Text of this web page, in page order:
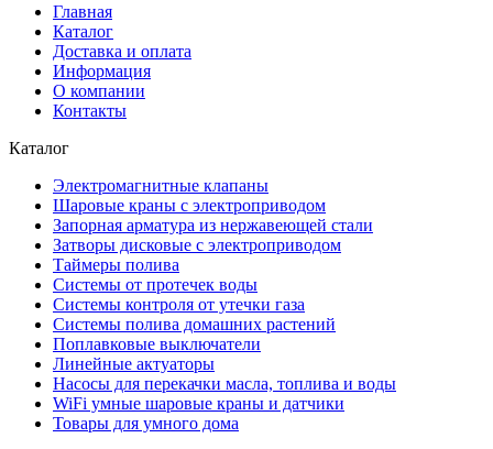
Главная
Каталог
Доставка и оплата
Информация
О компании
Контакты
Каталог
Электромагнитные клапаны
Шаровые краны с электроприводом
Запорная арматура из нержавеющей стали
Затворы дисковые с электроприводом
Таймеры полива
Системы от протечек воды
Системы контроля от утечки газа
Системы полива домашних растений
Поплавковые выключатели
Линейные актуаторы
Насосы для перекачки масла, топлива и воды
WiFi умные шаровые краны и датчики
Товары для умного дома